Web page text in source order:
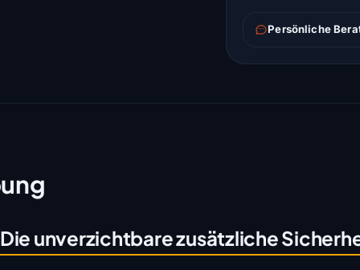
Persönliche
unverzichtbare zusätzliche